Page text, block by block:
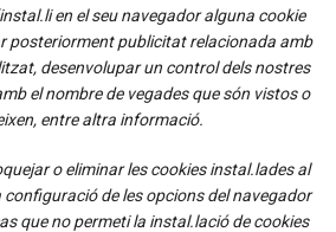
en el seu navegador alguna cookie
posteriorment publicitat relacionada amb
desenvolupar un control dels nostres
el nombre de vegades que són vistos o
entre altra informació.
o eliminar les cookies instal.lades al
de les opcions del navegador
que no permeti la instal.lació de cookies